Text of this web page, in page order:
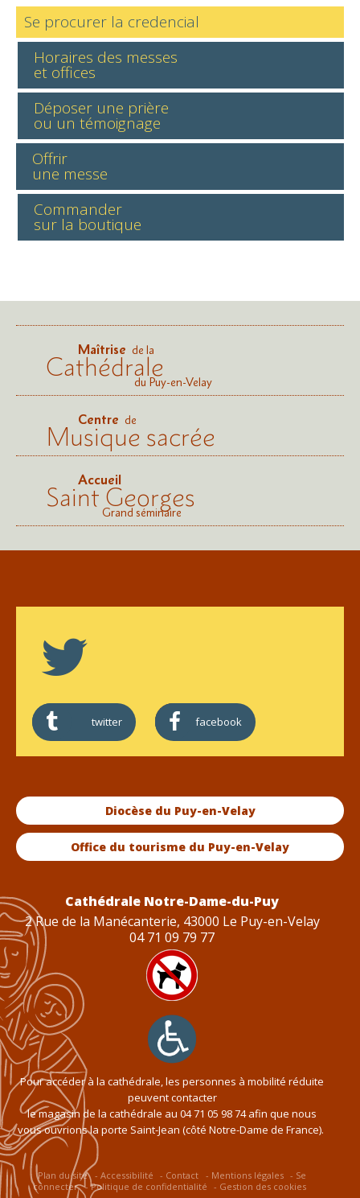
Se procurer la credencial
Horaires des messes
et offices
Déposer une prière
ou un témoignage
Offrir
une messe
Commander
sur la boutique
Maîtrise de la
Cathédraledu Puy-en-Velay
Centre de
Musique sacrée
Accueil
Saint Georges
Grand séminaire
twitter facebook
Diocèse du Puy-en-Velay
Office du tourisme du Puy-en-Velay
Cathédrale Notre-Dame-du-Puy
2 Rue de la Manécanterie, 43000 Le Puy-en-Velay
04 71 09 79 77
Pour accéder à la cathédrale, les personnes à mobilité réduite
peuvent contacter
le magasin de la cathédrale au 04 71 05 98 74afin que nous
vous ouvrions la porte Saint-Jean (côté Notre-Dame de France).
Plan du site Accessibilité Contact Mentions légales
Se
connecter
Politique de confidentialité Gestion des cookies